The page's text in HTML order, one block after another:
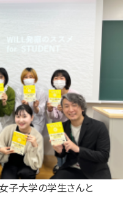
子大学の学生さんと